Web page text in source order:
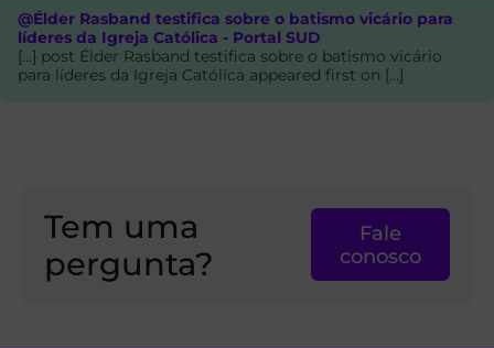
@Élder Rasband testifica sobre o batismo vicário para
líderes da Igreja Católica - Portal SUD
[…] post Élder Rasband testifica sobre o batismo vicário
para líderes da Igreja Católica appeared first on […]
Tem uma
pergunta?
Fale
conosco